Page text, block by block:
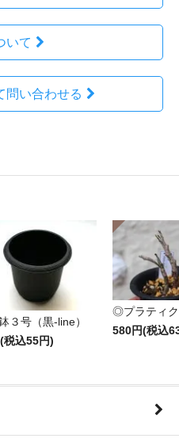
いて
問い合わせる
３号（黒-line）
税込55円)
◎プラティ
580円(税込